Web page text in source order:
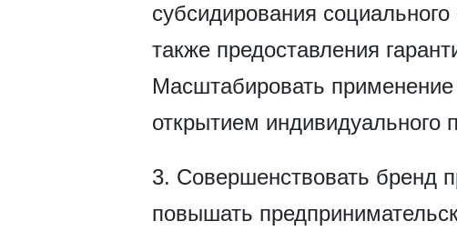
субсидирования
также предоставления
Масштабировать
открытием индивидуального
3. Совершенствовать бренд
повышать